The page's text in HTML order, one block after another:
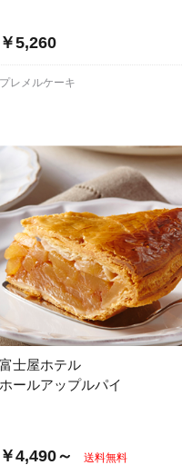
￥5,260
プレメルケーキ
富士屋ホテル
ホールアップルパイ
￥4,490～ 送料無料